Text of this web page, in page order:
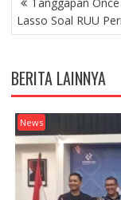
NAVIGATION
Lasso Soal RUU
BERITA LAINNYA
News